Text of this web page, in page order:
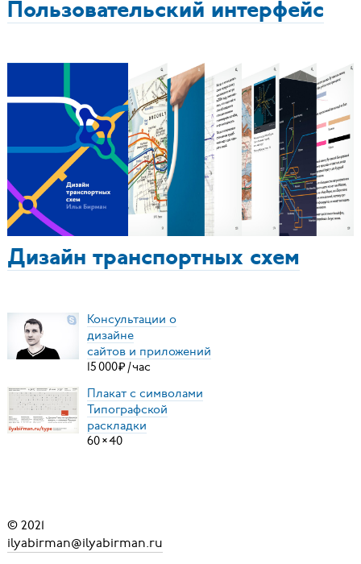
Пользовательский интерфейс
Дизайн транспортных схем
Консультации о
дизайне
сайтов и приложений
15000₽ /час
Плакат с символами
Типографской
раскладки
60×40
© 2021
ilyabirman@ilyabirman.ru